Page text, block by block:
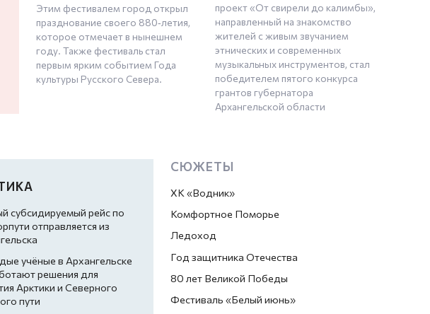
Этим фестивалем город открыл
празднование своего 880‑летия,
которое отмечает в нынешнем
году. Также фестиваль стал
первым ярким событием Года
культуры Русского Севера.
проект «От свирели до калимбы»,
направленный на знакомство
жителей с живым звучанием
этнических и современных
музыкальных инструментов, стал
победителем пятого конкурса
грантов губернатора
Архангельской области
субсидируемый рейс по
отправляется из
учёные в Архангельске
решения для
Арктики и Северного
пути
СЮЖЕТЫ
ХК «Водник»
Комфортное Поморье
Ледоход
Год защитника Отечества
80 лет Великой Победы
Фестиваль «Белый июнь»